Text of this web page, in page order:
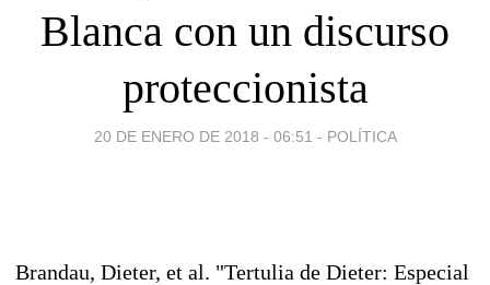
Blanca con un discurso
proteccionista
20 DE ENERO DE 2018 - 06:51 - POLÍTICA
Brandau, Dieter, et al. "Tertulia de Dieter: Especial